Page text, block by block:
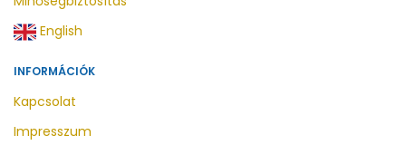
English
INFORMÁCIÓK
Kapcsolat
Impresszum